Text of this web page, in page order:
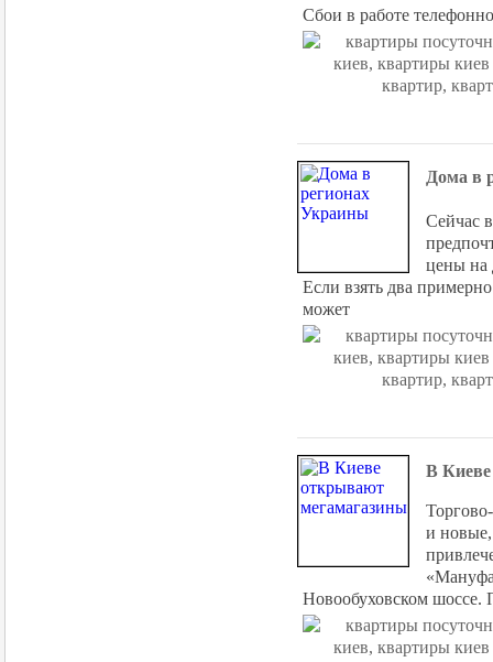
Сбои в работе
Дома в
Сейчас
цены на
Если взять два
может
В
и
Новообуховском шоссе.